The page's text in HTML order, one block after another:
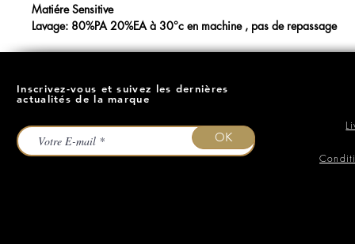
Matiére Sensitive
Lavage: 80%PA 20%EA à 30°c en machine , pas de repassage
Inscrivez-vous et suivez les dernières
actualités de la marque
OK